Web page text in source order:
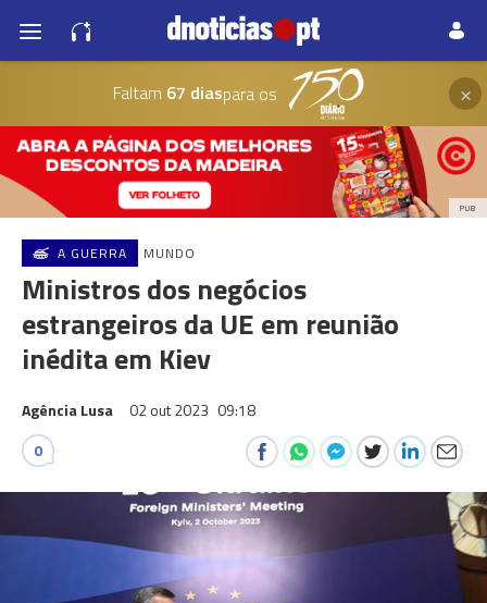
Faltam 67 diaspara os ×
PUB
A GUERRA MUNDO
Ministros dos negócios
estrangeiros da UE em reunião
inédita em Kiev
Agência Lusa 02 out 2023 09:18
0